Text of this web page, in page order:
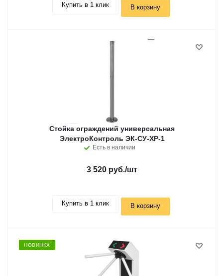
Купить в 1 клик В корзину
Стойка ограждений универсальная
ЭлектроКонтроль ЭК-СУ-ХР-1
Есть в наличии
3 520 руб./шт
Купить в 1 клик В корзину
НОВИНКА